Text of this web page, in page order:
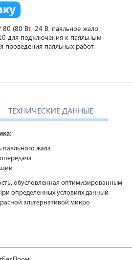
(80 Вт, 24 В, паяльное жало
для подключения к паяльным
проведения паяльных работ.
ТЕХНИЧЕСКИЕ ДАННЫЕ
паяльного жала
обусловленная оптимизированным
определенных условиях данный
альтернативой микро